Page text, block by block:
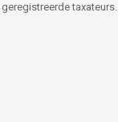
taxateurs.